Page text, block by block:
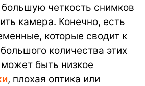
четкость снимков
камера. Конечно, есть
которые сводит к
количества этих
быть низкое
, плохая оптика или